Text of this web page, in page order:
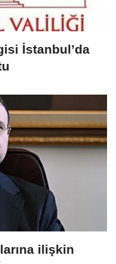
İstanbul’da
ilişkin